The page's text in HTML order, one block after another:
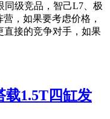
同级竞品，智己L7、极
，如果要考虑价格，
直接的竞争对手，如果
载1.5T四缸发